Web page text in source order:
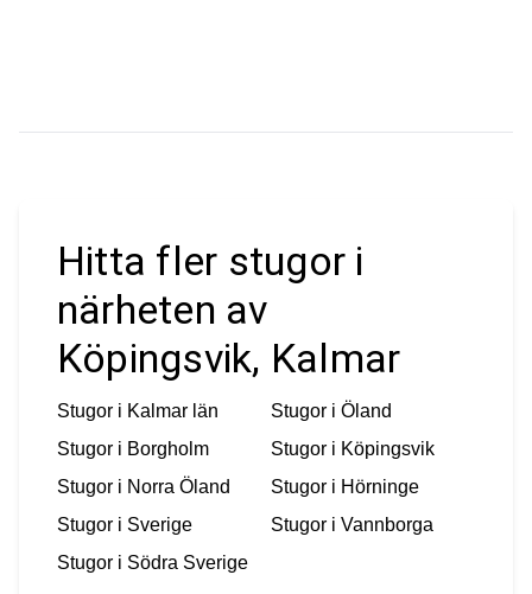
Hitta fler stugor i
närheten av
Köpingsvik, Kalmar
Stugor i Kalmar län Stugor i Öland
Stugor i Borgholm Stugor i Köpingsvik
Stugor i Norra Öland Stugor i Hörninge
Stugor i Sverige Stugor i Vannborga
Stugor i Södra Sverige